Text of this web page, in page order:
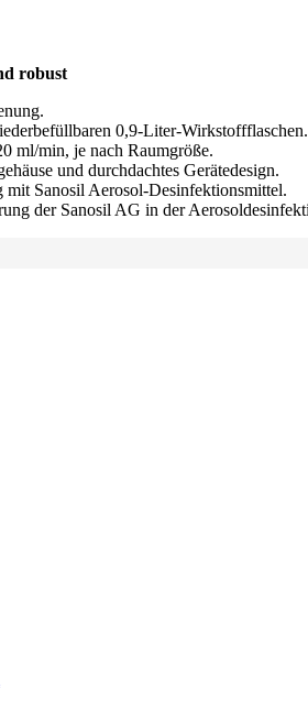
robust
0,9-Liter-Wirkstoffflaschen.
ml/min, je nach Raumgröße.
und durchdachtes Gerätedesign.
Sanosil Aerosol-Desinfektionsmittel.
der Sanosil AG in der